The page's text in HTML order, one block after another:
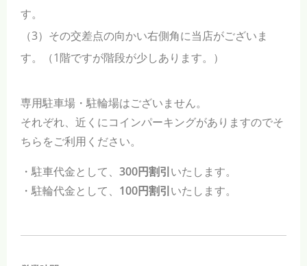
す。
（3）その交差点の向かい右側角に当店がございま
す。（1階ですが階段が少しあります。）
専用駐車場・駐輪場はございません。
それぞれ、近くにコインパーキングがありますのでそ
ちらをご利用ください。
・駐車代金として、 300円割引いたします。
・駐輪代金として、 100円割引いたします。